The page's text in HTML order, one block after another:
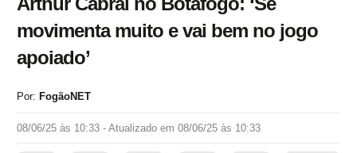
movimenta muito e vai bem no jogo
apoiado’
Por: FogãoNET
08/06/25 às 10:33 - Atualizado em 08/06/25 às 10:33